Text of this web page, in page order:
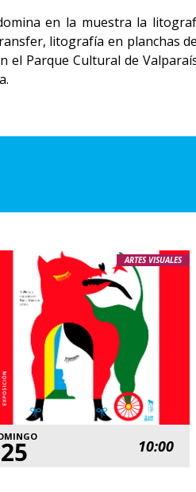
en la muestra la
litografía en planchas
Parque Cultural de
ARTES VISUALES
25 10:00